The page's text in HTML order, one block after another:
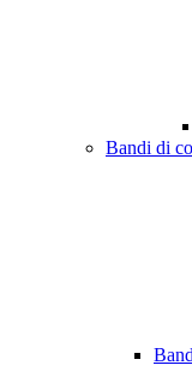
Bandi di